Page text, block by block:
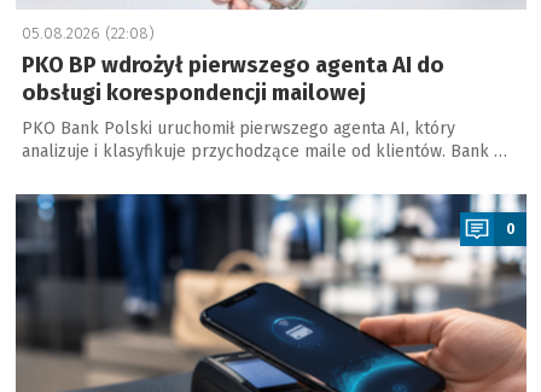
05.08.2026 (22:08)
PKO BP wdrożył pierwszego agenta AI do
obsługi korespondencji mailowej
PKO Bank Polski uruchomił pierwszego agenta AI, który
analizuje i klasyfikuje przychodzące maile od klientów. Bank …
a
0